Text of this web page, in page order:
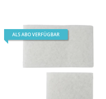
ALS ABO VERFÜGBAR